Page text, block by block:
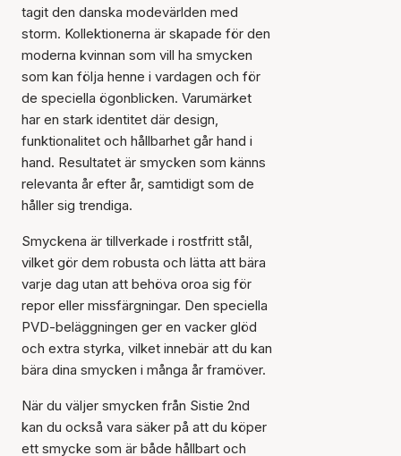
tagit den danska modevärlden med
storm. Kollektionerna är skapade för den
moderna kvinnan som vill ha smycken
som kan följa henne i vardagen och för
de speciella ögonblicken. Varumärket
har en stark identitet där design,
funktionalitet och hållbarhet går hand i
hand. Resultatet är smycken som känns
relevanta år efter år, samtidigt som de
håller sig trendiga.
Smyckena är tillverkade i rostfritt stål,
vilket gör dem robusta och lätta att bära
varje dag utan att behöva oroa sig för
repor eller missfärgningar. Den speciella
PVD-beläggningen ger en vacker glöd
och extra styrka, vilket innebär att du kan
bära dina smycken i många år framöver.
När du väljer smycken från Sistie 2nd
kan du också vara säker på att du köper
ett smycke som är både hållbart och